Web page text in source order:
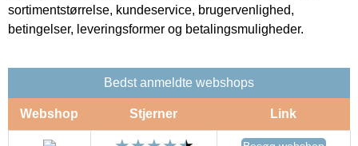
sortimentstørrelse, kundeservice, brugervenlighed,
betingelser, leveringsformer og betalingsmuligheder.
Bedst anmeldte webshops
Webshop Stjerner Link